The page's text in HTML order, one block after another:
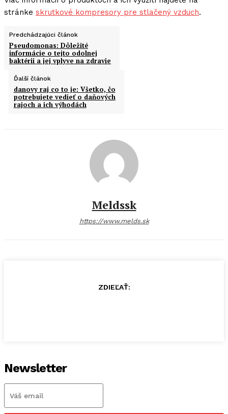
stránke skrutkové kompresory pre stlačený vzduch.
Predchádzajúci článok
Pseudomonas: Dôležité
informácie o tejto odolnej
baktérii a jej vplyve na zdravie
Ďalší článok
danovy raj co to je: Všetko, čo
potrebujete vedieť o daňových
rajoch a ich výhodách
Meldssk
https://www.melds.sk
ZDIEĽAŤ:
Newsletter